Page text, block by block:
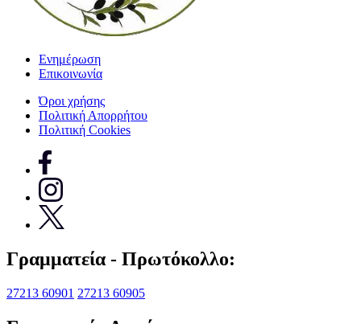
Ενημέρωση
Επικοινωνία
Όροι χρήσης
Πολιτική Απορρήτου
Πολιτική Cookies
Γραμματεία - Πρωτόκολλο:
27213 60901 27213 60905